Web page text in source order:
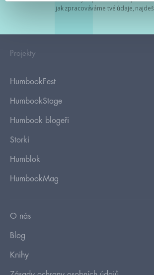
jak zpracováváme tvé údaje, najdeš
Projekty
HumbookFest
HumbookStage
Humbook blogeři
Storki
Humblok
HumbookMag
O nás
Blog
Knihy